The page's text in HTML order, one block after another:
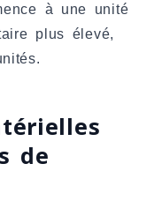
à une unité
plus élevé,
de